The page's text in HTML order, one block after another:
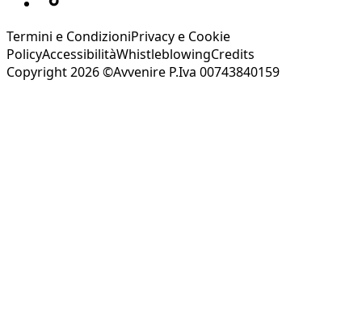
Termini e CondizioniPrivacy e Cookie
PolicyAccessibilitàWhistleblowingCredits
Copyright 2026 ©Avvenire P.Iva 00743840159